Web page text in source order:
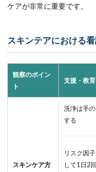
ケアが非常に重要です。
スキンテアにおける
観察のポイン
ト
支援・教
スキンケア方
洗浄は手
する
リスク因
して1日2